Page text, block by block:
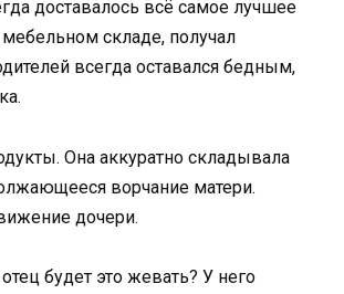
доставалось всё самое лучшее
складе, получал
всегда оставался бедным,
Она аккуратно складывала
ворчание матери.
дочери.
будет это жевать? У него